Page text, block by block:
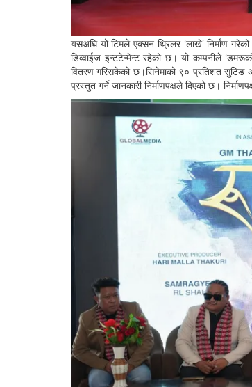
यसअघि यो टिमले एक्सन थ्रिलर ‘लाखे’ निर्माण
डिव्वाईज इन्टटेन्मेन्ट रहेको छ। यो कम्पनीले ‘डमरूको
वितरण गरिसकेको छ।सिनेमाको ९० प्रतिशत सुटिङ
प्रस्तुत गर्ने जानकारी निर्माणपक्षले दिएको छ।